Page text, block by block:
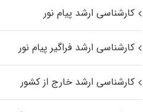
کارشناسی ارشد پیام نور
کارشناسی ارشد فراگیر پیام نور
کارشناسی ارشد خارج از کشور